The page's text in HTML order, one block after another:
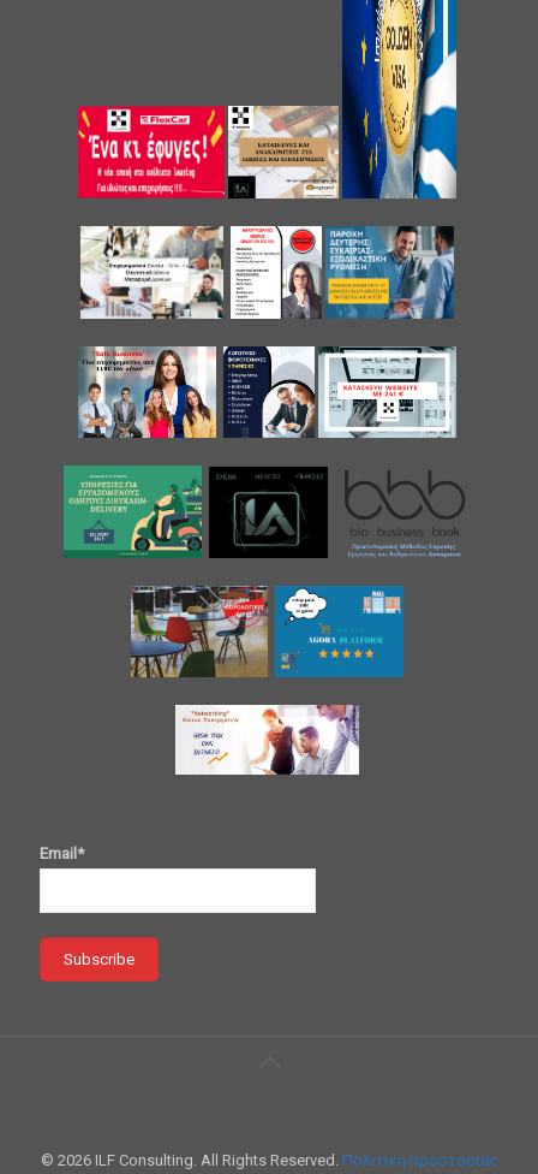
Email*
© 2026 ILF Consulting. All Rights Reserved. Πολιτική προστασίας